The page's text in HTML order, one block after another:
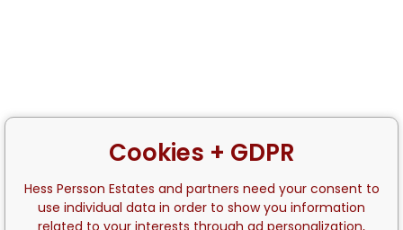
Cookies + GDPR
Hess Persson Estates and partners need your consent to
use individual data in order to show you information
related to your interests through ad personalization,